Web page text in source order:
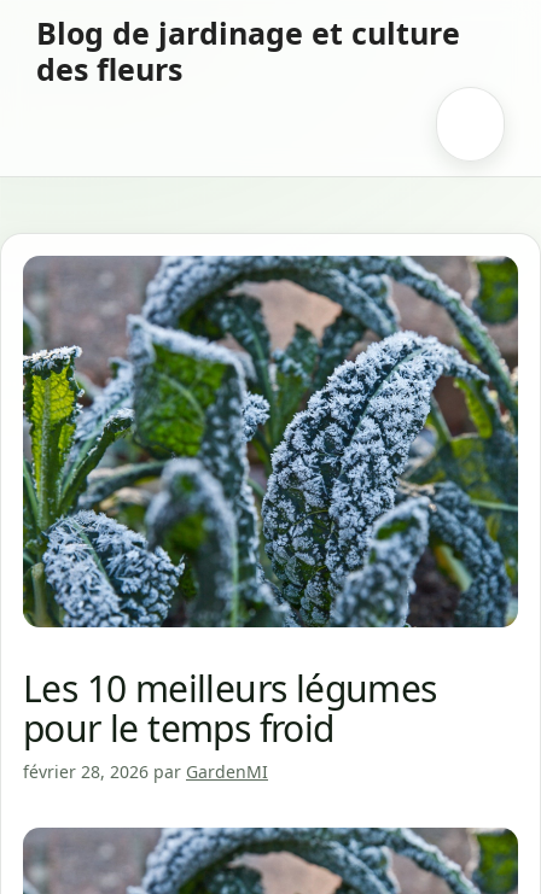
contenu
Blog de jardinage et culture
des fleurs
Les 10 meilleurs légumes
pour le temps froid
février 28, 2026 par GardenMI